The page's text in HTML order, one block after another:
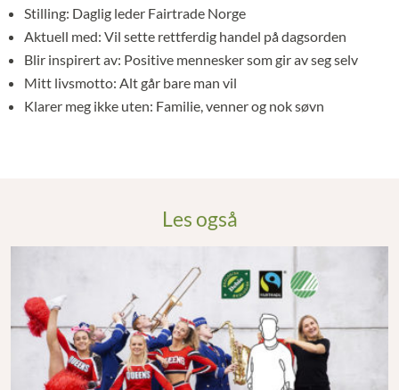
Stilling: Daglig leder Fairtrade Norge
Aktuell med:Vil sette rettferdig handel på dagsorden
Blir inspirert av: Positive mennesker som gir av seg selv
Mitt livsmotto: Alt går bare man vil
Klarer meg ikke uten: Familie, venner og nok søvn
Les også